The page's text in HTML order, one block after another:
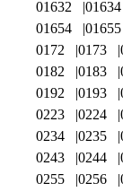
01632 01634
01654
01655
0172
0173
0182
0183
0192
0193
0223
0224
0234
0235
0243
0244
0255
0256